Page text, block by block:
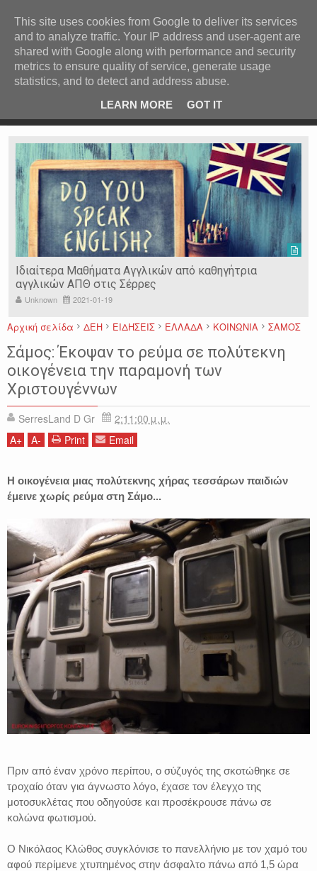
Ιερόσυλοι έκλεψαν τάματα από Ιερό Ναό στις Σέρρες
Ιδιαίτερα Μαθήματα Αγγλικών από καθηγήτρια
αγγλικών ΑΠΘ στις Σέρρες
Unknown 2021-01-19
Αρχική σελίδα ΔΕΗ ΕΙΔΗΣΕΙΣ ΕΛΛΑΔΑ ΚΟΙΝΩΝΙΑ ΣΑΜΟΣ
Σάμος: Έκοψαν το ρεύμα σε πολύτεκνη
οικογένεια την παραμονή των
Χριστουγέννων
SerresLand D Gr
2:11:00 μ.μ.
A+ A- Print Email
Η οικογένεια μιας πολύτεκνης χήρας τεσσάρων παιδιών
έμεινε χωρίς ρεύμα στη Σάμο...
Πριν από έναν χρόνο περίπου, ο σύζυγός της σκοτώθηκε σε
τροχαίο όταν για άγνωστο λόγο, έχασε τον έλεγχο της
μοτοσυκλέτας που οδηγούσε και προσέκρουσε πάνω σε
κολώνα φωτισμού.
Ο Νικόλαος Κλώθος συγκλόνισε το πανελλήνιο με τον χαμό του
αφού περίμενε χτυπημένος στην άσφαλτο πάνω από 1,5 ώρα
ΚΕΝΤΡΙΚΗ ΑΝΑ ΚΑΤΗΓΟΡΙΑ
ΕΙΔΗΣΕΙΣ ΑΝΑ ΠΕΡΙΟΧΗ
ΠΡΟΣΦΑΤΑ ΝΕΑ
Ν. ΣΕΡΡΩΝ Η ΓΗ ΜΑΣ
ΤΥΧΑΙΕΣ ΑΝΑΡΤΗΣΕΙΣ/ΑΡΘΡΑ
Serres Racing Circuit
Panserraikos FC
Ikaroi B.C.
This site uses cookies from Google to deliver its services
and to analyze traffic. Your IP address and user-agent are
shared with Google along with performance and security
metrics to ensure quality of service, generate usage
statistics, and to detect and address abuse.
LEARN MORE
GOT IT